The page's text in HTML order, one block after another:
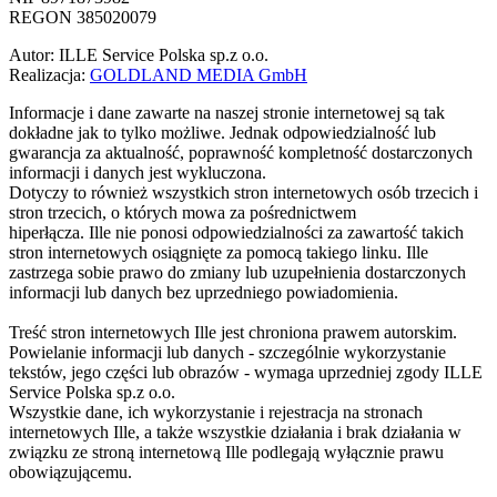
REGON 385020079
Autor: ILLE Service Polska sp.z o.o.
Realizacja: GOLDLAND MEDIA GmbH
Informacje i dane zawarte na naszej stronie internetowej są tak
dokładne jak to tylko możliwe. Jednak odpowiedzialność lub
gwarancja za aktualność, poprawność kompletność dostarczonych
informacji i danych jest wykluczona.
Dotyczy to również wszystkich stron internetowych osób trzecich i
stron trzecich, o których mowa za pośrednictwem
hiperłącza. Ille nie ponosi odpowiedzialności za zawartość takich
stron internetowych osiągnięte za pomocą takiego linku. Ille
zastrzega sobie prawo do zmiany lub uzupełnienia dostarczonych
informacji lub danych bez uprzedniego powiadomienia.
Treść stron internetowych Ille jest chroniona prawem autorskim.
Powielanie informacji lub danych - szczególnie wykorzystanie
tekstów, jego części lub obrazów - wymaga uprzedniej zgody ILLE
Service Polska sp.z o.o.
Wszystkie dane, ich wykorzystanie i rejestracja na stronach
internetowych Ille, a także wszystkie działania i brak działania w
związku ze stroną internetową Ille podlegają wyłącznie prawu
obowiązującemu.